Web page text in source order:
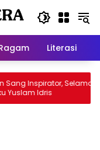
Literasi
Selamat
Idris